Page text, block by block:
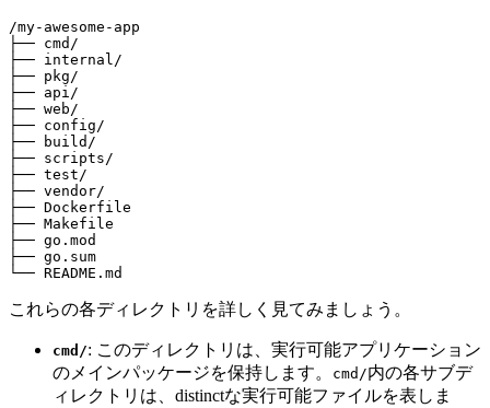
/my-awesome-app
├── cmd/
├── internal/
├── pkg/
├── api/
├── web/
├── config/
├── build/
├── scripts/
├── test/
├── vendor/
├── Dockerfile
├── Makefile
├── go.mod
├── go.sum
これらの各ディレクトリを詳しく見てみましょう。
cmd/: このディレクトリは、実行可能アプリケーション
のメインパッケージを保持します。
cmd/内の各サブデ
ィレクトリは、distinctな実行可能ファイルを表しま